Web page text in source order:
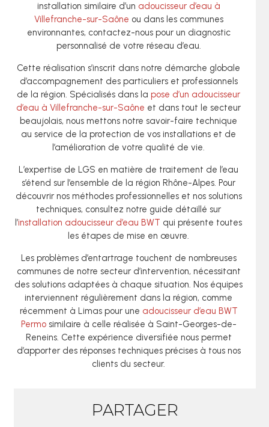
installation similaire d’un adoucisseur d’eau à
Villefranche-sur-Saône ou dans les communes
environnantes, contactez-nous pour un diagnostic
personnalisé de votre réseau d’eau.
Cette réalisation s’inscrit dans notre démarche globale
d’accompagnement des particuliers et professionnels
de la région. Spécialisés dans la pose d’un adoucisseur
d’eau à Villefranche-sur-Saône et dans tout le secteur
beaujolais, nous mettons notre savoir-faire technique
au service de la protection de vos installations et de
l’amélioration de votre qualité de vie.
L’expertise de LGS en matière de traitement de l’eau
s’étend sur l’ensemble de la région Rhône-Alpes. Pour
découvrir nos méthodes professionnelles et nos solutions
techniques, consultez notre guide détaillé sur
l’installation adoucisseur d’eau BWT qui présente toutes
les étapes de mise en œuvre.
Les problèmes d’entartrage touchent de nombreuses
communes de notre secteur d’intervention, nécessitant
des solutions adaptées à chaque situation. Nos équipes
interviennent régulièrement dans la région, comme
récemment à Limas pour une adoucisseur d’eau BWT
Permosimilaire à celle réalisée à Saint-Georges-de-
Reneins. Cette expérience diversifiée nous permet
d’apporter des réponses techniques précises à tous nos
clients du secteur.
PARTAGER